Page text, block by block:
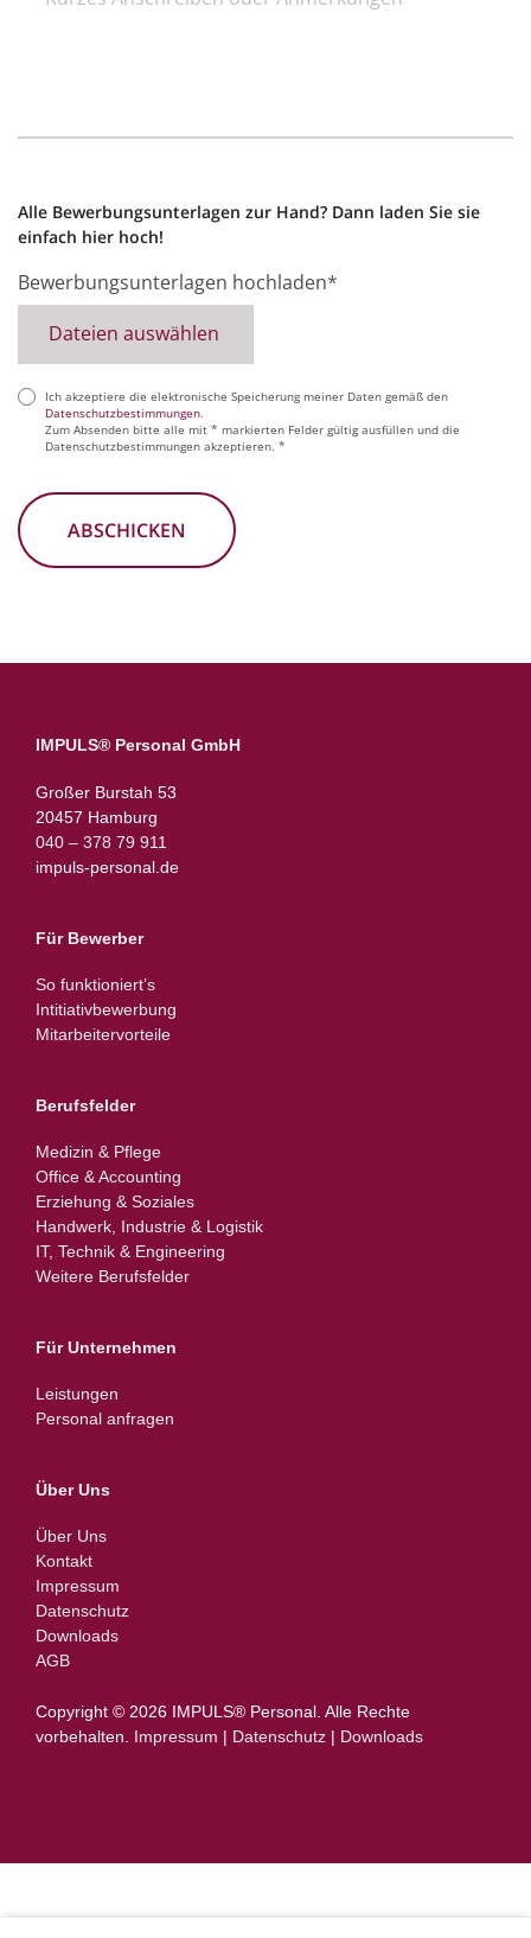
Alle Bewerbungsunterlagen zur Hand? Dann laden Sie sie
einfach hier hoch!
Bewerbungsunterlagen hochladen*
Dateien auswählen
(erforderlich)
Ich akzeptiere die elektronische Speicherung meiner Daten gemäß den
Datenschutzbestimmungen.
Zum Absenden bitte alle mit * markierten Felder gültig ausfüllen und die
Datenschutzbestimmungen akzeptieren. *
IMPULS® Personal GmbH
Großer Burstah 53
20457 Hamburg
040 – 378 79 911
impuls-personal.de
Für Bewerber
So funktioniert’s
Intitiativbewerbung
Mitarbeitervorteile
Berufsfelder
Medizin & Pflege
Office & Accounting
Erziehung & Soziales
Handwerk, Industrie & Logistik
IT, Technik & Engineering
Weitere Berufsfelder
Für Unternehmen
Leistungen
Personal anfragen
Über Uns
Über Uns
Kontakt
Impressum
Datenschutz
Downloads
AGB
Copyright © 2026 IMPULS® Personal.­ ­Alle Rechte
vorbehalten. Impressum | Datenschutz | Downloads